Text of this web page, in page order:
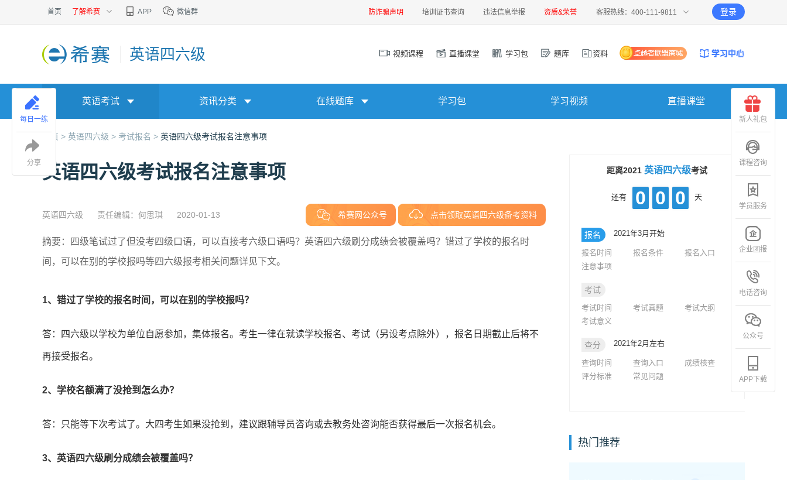
首页 了解希赛 APP 微信群 防诈骗声明 培训证书查询 违法信息举报 资质&荣誉 客服热线：400-111-9811 登录
英语四六级 视频课程 直播课堂 学习包 题库 资料
英语考试 资讯分类 在线题库 学习包 学习视频 直播课堂
首页 > 英语四六级 > 考试报名 > 英语四六级考试报名注意事项
英语四六级考试报名注意事项
英语四六级 责任编辑：何思琪 2020-01-13 希赛网公众号 点击领取英语四六级备考资料
摘要：四级笔试过了但没考四级口语，可以直接考六级口语吗？英语四六级刷分成绩会被覆盖吗？错过了学校的报名时
间，可以在别的学校报吗等四六级报考相关问题详见下文。
1、错过了学校的报名时间，可以在别的学校报吗？
答：四六级以学校为单位自愿参加，集体报名。考生一律在就读学校报名、考试（另设考点除外），报名日期截止后将不
再接受报名。
2、学校名额满了没抢到怎么办？
答：只能等下次考试了。大四考生如果没抢到，建议跟辅导员咨询或去教务处咨询能否获得最后一次报名机会。
3、英语四六级刷分成绩会被覆盖吗？
距离2021 英语四六级考试
还有 0 0 0 天
报名 2021年3月开始
报名时间 报名条件
报名入口
注意事项
考试
考试时间 考试真题
考试大纲
考试意义
查分 2021年2月左右
查询时间 查询入口
成绩核查
评分标准
常见问题
热门推荐
每日一练
分享
新人礼包
课程咨询
学员服务
企业团报
电话咨询
公众号
APP下载